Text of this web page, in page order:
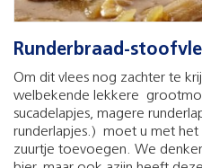
Runderbraad-
Om dit vlees nog zachter te
welbekende lekkere
sucadelapjes, magere
runderlapjes.) moet u met het
zuurtje toevoegen. We